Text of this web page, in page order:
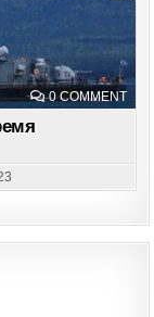
0 COMMENTON